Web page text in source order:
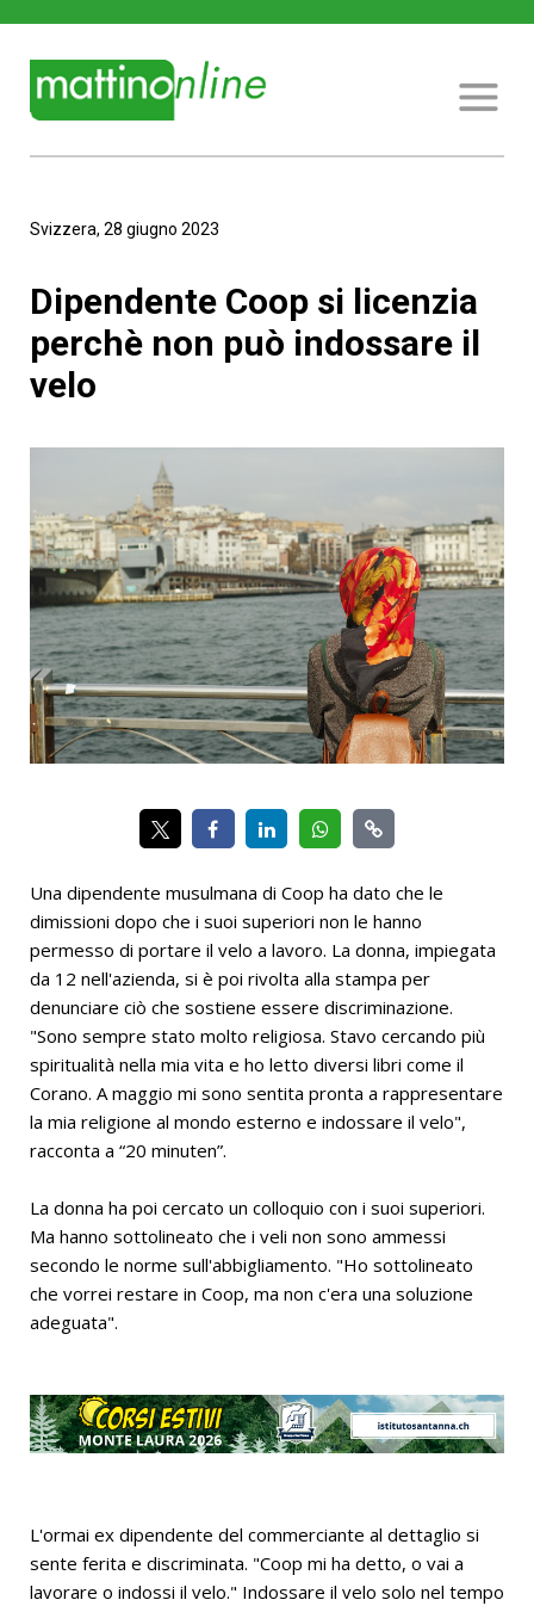
Svizzera, 28 giugno 2023
Dipendente Coop si licenzia
perchè non può indossare il
velo
Una dipendente musulmana di Coop ha dato che le
dimissioni dopo che i suoi superiori non le hanno
permesso di portare il velo a lavoro. La donna, impiegata
da 12 nell'azienda, si è poi rivolta alla stampa per
denunciare ciò che sostiene essere discriminazione.
"Sono sempre stato molto religiosa. Stavo cercando più
spiritualità nella mia vita e ho letto diversi libri come il
Corano. A maggio mi sono sentita pronta a rappresentare
la mia religione al mondo esterno e indossare il velo",
racconta a “20 minuten”.
La donna ha poi cercato un colloquio con i suoi superiori.
Ma hanno sottolineato che i veli non sono ammessi
secondo le norme sull'abbigliamento. "Ho sottolineato
che vorrei restare in Coop, ma non c'era una soluzione
adeguata".
L'ormai ex dipendente del commerciante al dettaglio si
sente ferita e discriminata. "Coop mi ha detto, o vai a
lavorare o indossi il velo." Indossare il velo solo nel tempo